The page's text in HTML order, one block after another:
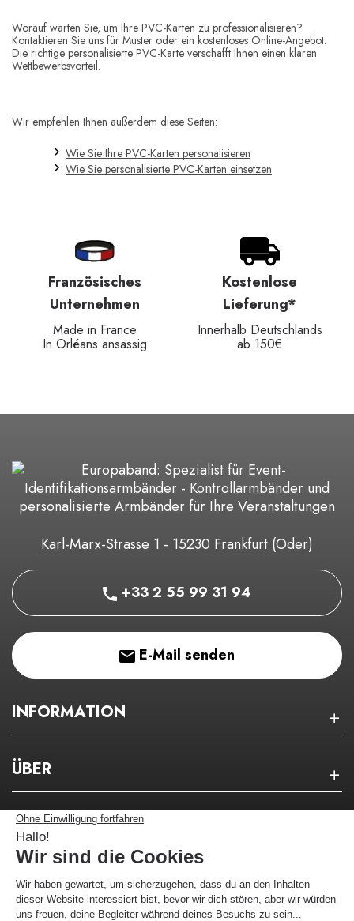
Worauf warten Sie, um Ihre PVC-Karten zu professionalisieren?
Kontaktieren Sie uns für Muster oder ein kostenloses Online-Angebot.
Die richtige personalisierte PVC-Karte verschafft Ihnen einen klaren
Wettbewerbsvorteil.
Wir empfehlen Ihnen außerdem diese Seiten:
Wie Sie Ihre PVC-Karten personalisieren
Wie Sie personalisierte PVC-Karten einsetzen
Französisches
Unternehmen
Made in France
In Orléans ansässig
Kostenlose
Lieferung*
Innerhalb Deutschlands
ab 150€
Karl-Marx-Strasse 1 - 15230 Frankfurt (Oder)
+33 2 55 99 31 94
E-Mail senden
INFORMATION
ÜBER
NEWSLETTER
Bleiben Sie über unsere guten Pläne auf dem
Laufenden!